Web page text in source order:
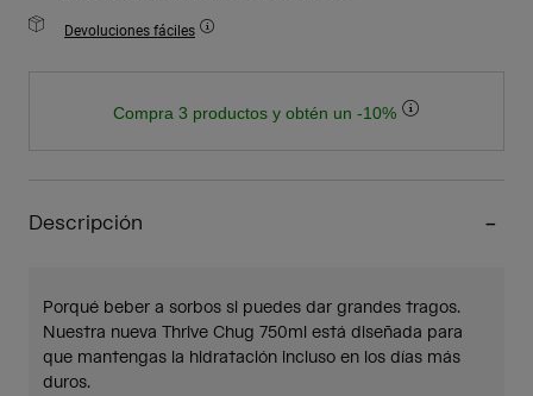
Devoluciones fáciles
Compra 3 productos y obtén un -10%
Descripción
Porqué beber a sorbos si puedes dar grandes tragos.
Nuestra nueva Thrive Chug 750ml está diseñada para
que mantengas la hidratación incluso en los días más
duros.